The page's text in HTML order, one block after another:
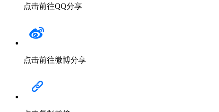
点击前往QQ分享
点击前往微博分享